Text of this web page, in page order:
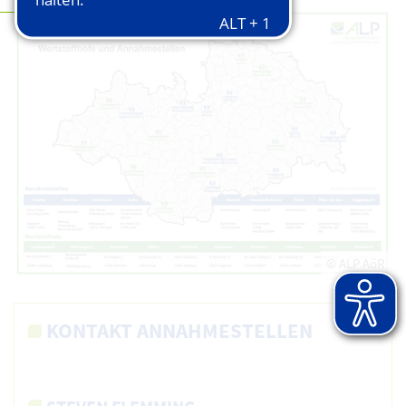
KONTAKT ANNAHMESTELLEN